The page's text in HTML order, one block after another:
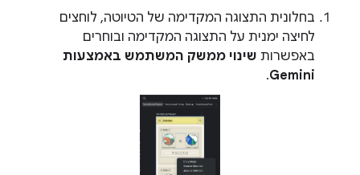
בחלונית התצוגה המקדימה של הטיוטה, לוחצים
לחיצה ימנית על התצוגה המקדימה ובוחרים
באפשרות שינוי ממשק המשתמש באמצעות
Gemini
.